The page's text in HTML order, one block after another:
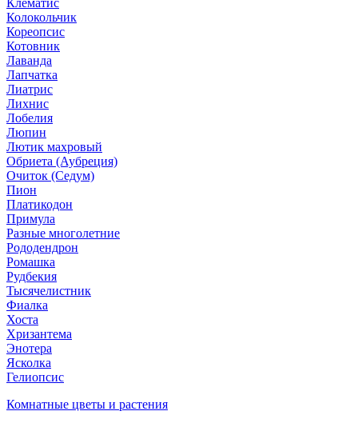
Колокольчик
Кореопсис
Котовник
Лаванда
Лапчатка
Лиатрис
Лихнис
Лобелия
Люпин
Лютик махровый
Обриета (Аубреция)
Очиток (Седум)
Пион
Платикодон
Примула
Разные многолетние
Рододендрон
Ромашка
Рудбекия
Тысячелистник
Фиалка
Хоста
Хризантема
Энотера
Ясколка
Гелиопсис
Комнатные цветы и растения